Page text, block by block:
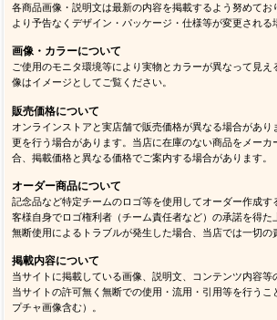
各商品画像・説明文は最新の内容を掲載するよう努めてお
より予告なくデザイン・パッケージ・仕様等が変更される
画像・カラーについて
ご使用のモニタ環境等により実物とカラーが異なって見
像はイメージとしてご覧ください。
販売価格について
オンラインストアと実店舗で販売価格が異なる場合があ
更を行う場合があります。当店に在庫のない商品をメーカ
合、掲載価格と異なる価格でご案内する場合があります。
オーダー商品について
記念品など特定チームのロゴ等を使用してオーダー作成す
客様自身でロゴ権利者（チーム責任者など）の承諾を得た
無断使用によるトラブルが発生した場合、当店では一切の
掲載内容について
当サイトに掲載している画像、説明文、コンテンツ内容等
当サイトの許可無く無断での使用・流用・引用等を行うこ
プチャ画像含む）。